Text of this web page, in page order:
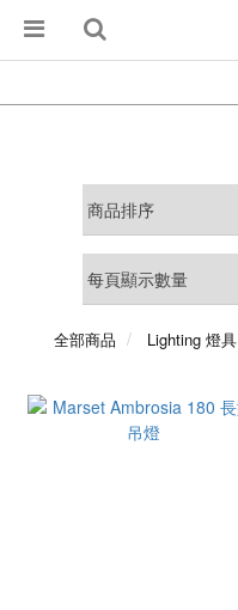
全部商品 Lighting 燈具